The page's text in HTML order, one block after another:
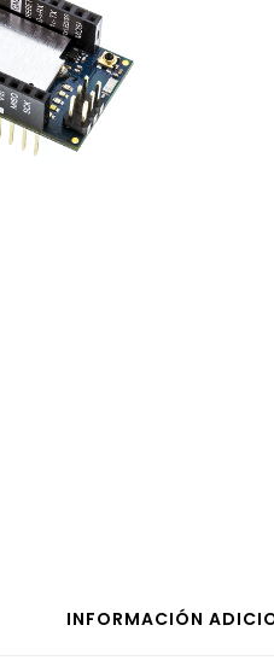
INFORMACIÓN